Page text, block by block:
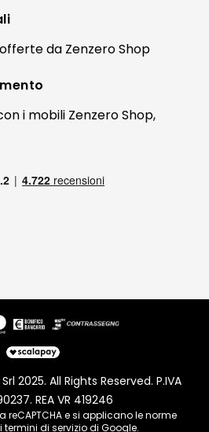
offerteda Zenzero Shop
i mobili Zenzero Shop,
2025. All Rights Reserved. P.IVA
REA VR 419246
reCAPTCHA e si applicano le norme
termini di serviziodi Google.